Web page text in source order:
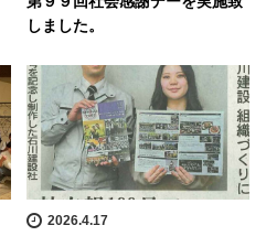
しました。
2026.4.17